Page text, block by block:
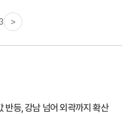
>
등, 강남 넘어 외곽까지 확산